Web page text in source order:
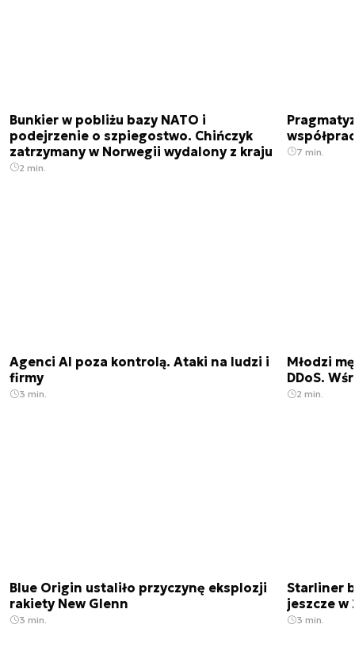
Bunkier w pobliżu bazy NATO i
podejrzenie o szpiegostwo. Chińczyk
zatrzymany w Norwegii wydalony z kraju
2 min.
7 min.
Agenci AI poza kontrolą. Ataki na ludzi i
firmy
3 min.
Młodzi
DDoS.
2 min.
Blue Origin ustaliło przyczynę eksplozji
rakiety New Glenn
3 min.
Starliner
jeszcze w
3 min.